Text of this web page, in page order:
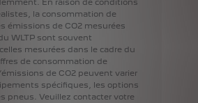
En raison de conditions
la consommation de
émissions de CO2 mesurées
WLTP sont souvent
celles mesurées dans le cadre du
de consommation de
de CO2 peuvent varier
spécifiques, les options
pneus. Veuillez contacter votre